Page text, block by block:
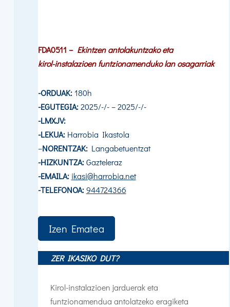
FDA0511 – Ekintzen antolakuntzako eta
kirol-instalazioen funtzionamenduko lan osagarriak
-ORDUAK:180h
-EGUTEGIA:2025/-/- – 2025/-/-
-LMXJV:
-LEKUA: Harrobia Ikastola
–NORENTZAK:Langabetuentzat
-HIZKUNTZA:Gazteleraz
-EMAILA: ikasi@harrobia.net
-TELEFONOA: 944724366
Izen Ematea
ZER IKASIKO DUT?
Kirol-instalazioen jarduerak eta
funtzionamendua antolatzeko eragiketa